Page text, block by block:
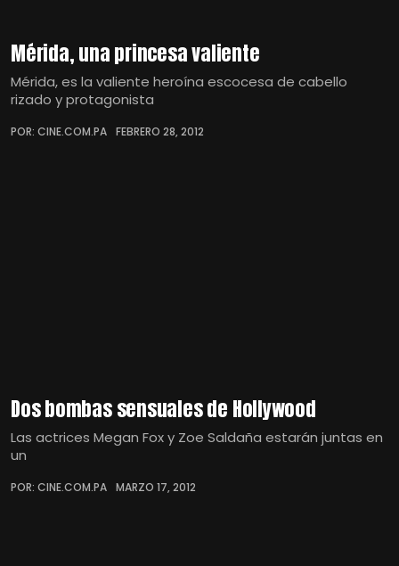
Mérida, una princesa valiente
Mérida, es la valiente heroína escocesa de cabello
rizado y protagonista
POR: CINE.COM.PA FEBRERO 28, 2012
Dos bombas sensuales de Hollywood
Las actrices Megan Fox y Zoe Saldaña estarán juntas en
un
POR: CINE.COM.PA MARZO 17, 2012